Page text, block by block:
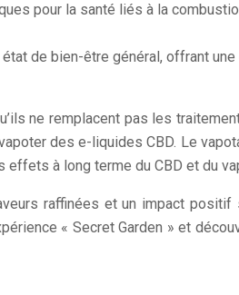
pour la santé liés à la
de bien-être général, offrant
ne remplacent pas les
des e-liquides CBD. Le
à long terme du CBD et du
raffinées et un impact
« Secret Garden » et